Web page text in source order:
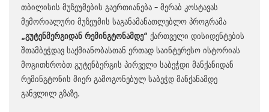
თბილისის მუზეუმების გაერთიანება–მერაბ კოსტავას
მემორიალური მუზეუმის საგანამანათლებლო პროგრამა
„გუტენმერგიდანრემინგტონამდე“ ქართველი დისიდენტების
შთამბეჭდავ საქმიანობასთან ერთად საინტერესო ისტორიას
მოგითხრობთ გუტენბერგის პირველი საბეჭდი მანქანიდან
რემინგტონის მიერ გამოგონებულ საბეჭდ მანქანამდე
განვლილ გზაზე.